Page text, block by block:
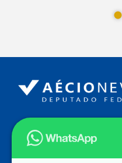
Endereço
Câmara dos Deputados